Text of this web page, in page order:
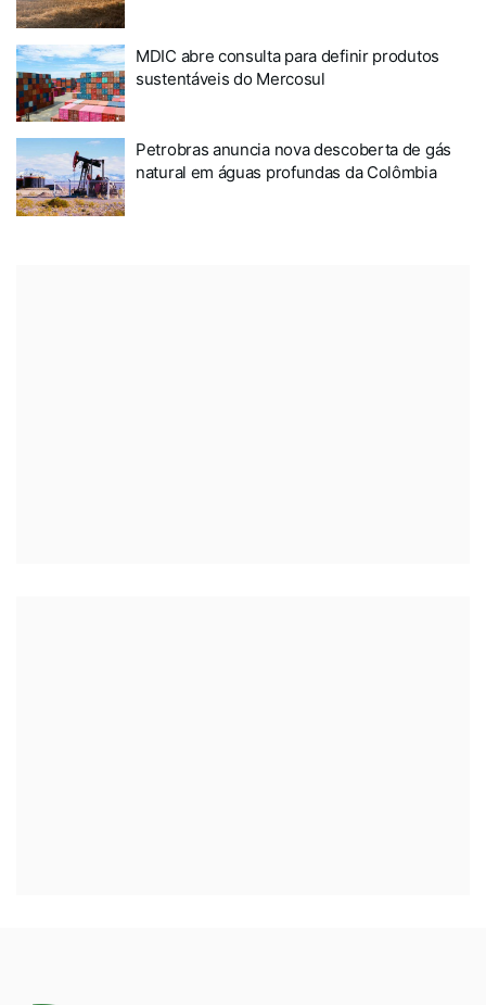
MDIC abre consulta para definir produtos
sustentáveis do Mercosul
Petrobras anuncia nova descoberta de gás
natural em águas profundas da Colômbia